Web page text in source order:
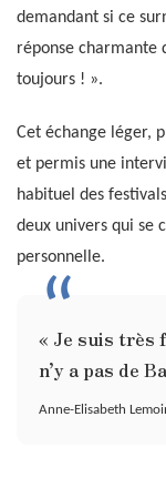
demandant si ce
réponse charmante
toujours ! ».
Cet échange léger,
et permis une
habituel des
deux univers qui se
personnelle.
« Je suis très
n’y a pas de
Anne-Elisabeth